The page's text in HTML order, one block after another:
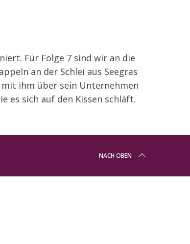
Für Folge 7 sind wir an die
an der Schlei aus Seegras
mit ihm über sein Unternehmen
es sich auf den Kissen schläft.
NACH OBEN